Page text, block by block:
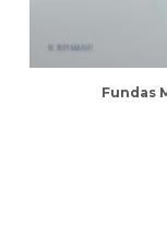
Fundas